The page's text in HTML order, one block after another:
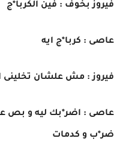
فيروز بخوف : فين الكربا*ج
عاصى : كربا*ج ايه
فيروز : مش علشان تخلينى
عاصى : اضر*بك ليه و بص
ضر*ب و كدمات